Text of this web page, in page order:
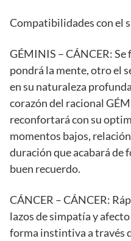
Compatibilidades con el
GÉMINIS – CÁNCER:
pondrá la mente, otro el
en su naturaleza
corazón del racional
reconfortará con su
momentos bajos,
duración que acabará de
buen recuerdo.
CÁNCER – CÁNCER:
lazos de simpatía y
forma instintiva a través